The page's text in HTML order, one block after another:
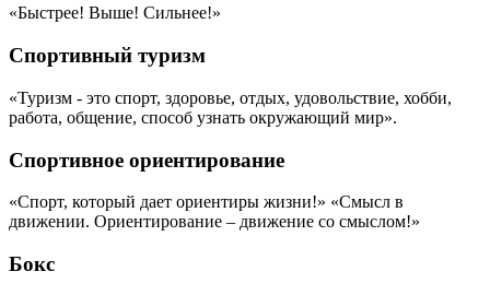
«Быстрее! Выше! Сильнее!»
Спортивный туризм
«Туризм - это спорт, здоровье, отдых, удовольствие, хобби,
работа, общение, способ узнать окружающий мир».
Спортивное ориентирование
«Спорт, который дает ориентиры жизни!» «Смысл в
движении. Ориентирование – движение со смыслом!»
Бокс